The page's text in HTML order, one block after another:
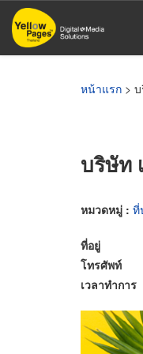
ข้าม
ไป
หน้าแรก >
บริษัท
หมวดหมู่ : ที่
ที่อยู่
โทรศัพท์
เวลาทำการ